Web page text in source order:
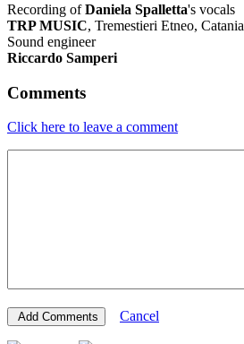
Recording ofDaniela Spalletta's vocals
TRP MUSIC, Tremestieri Etneo, Catania
Sound engineer
Riccardo Samperi
Comments
Click here to leave a comment
Cancel